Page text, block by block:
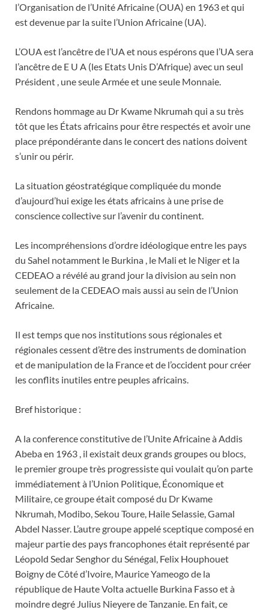
l’Organisation de l’Unité Africaine (OUA) en 1963 et qui
est devenue par la suite l’Union Africaine (UA).
L’OUA est l’ancêtre de l’UA et nous espérons que l’UA sera
l’ancêtre de E U A (les Etats Unis D’Afrique) avec un seul
Président , une seule Armée et une seule Monnaie.
Rendons hommage au Dr Kwame Nkrumah qui a su très
tôt que les États africains pour être respectés et avoir une
place prépondérante dans le concert des nations doivent
s’unir ou périr.
La situation géostratégique compliquée du monde
d’aujourd’hui exige les états africains à une prise de
conscience collective sur l’avenir du continent.
Les incompréhensions d’ordre idéologique entre les pays
du Sahel notamment le Burkina , le Mali et le Niger et la
CEDEAO a révélé au grand jour la division au sein non
seulement de la CEDEAO mais aussi au sein de l’Union
Africaine.
Il est temps que nos institutions sous régionales et
régionales cessent d’être des instruments de domination
et de manipulation de la France et de l’occident pour créer
les conflits inutiles entre peuples africains.
Bref historique :
A la conference constitutive de l’Unite Africaine à Addis
Abeba en 1963 , il existait deux grands groupes ou blocs,
le premier groupe très progressiste qui voulait qu’on parte
immédiatement à l’Union Politique, Économique et
Militaire, ce groupe était composé du Dr Kwame
Nkrumah, Modibo, Sekou Toure, Haile Selassie, Gamal
Abdel Nasser. L’autre groupe appelé sceptique composé en
majeur partie des pays francophones était représenté par
Léopold Sedar Senghor du Sénégal, Felix Houphouet
Boigny de Côté d’Ivoire, Maurice Yameogo de la
république de Haute Volta actuelle Burkina Fasso et à
moindre degré Julius Nieyere de Tanzanie. En fait, ce